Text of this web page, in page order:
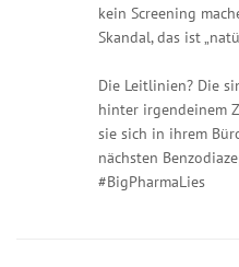
kein Screening
Skandal, das ist
Die Leitlinien? Die
hinter irgendeinem
sie sich in ihrem
nächsten
#BigPharmaLies